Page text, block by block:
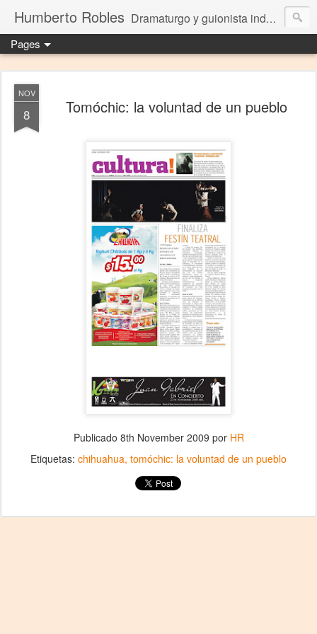
Humberto Robles Dramaturgo y guionista independiente
Pages
NOV
8 Tomóchic: la voluntad de un pueblo
Publicado 8th November 2009 por HR
Etiquetas: chihuahua tomóchic: la voluntad de un pueblo